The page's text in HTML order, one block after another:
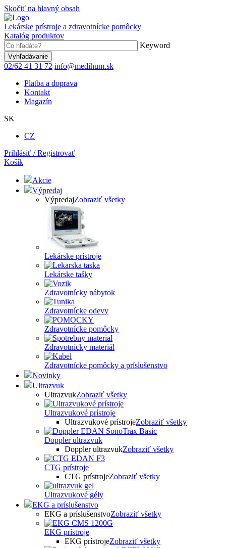
Skočiť na hlavný obsah
Lekárske prístroje a zdravotnícke pomôcky
Katalóg produktov
Keyword
02/62 41 31 72 info@medihum.sk
Platba a doprava
Kontakt
Magazín
SK
CZ
Prihlásiť / Registrovať
Košík
Akcie
Výpredaj
VýpredajZobraziť všetky
Lekárske prístroje
Lekárske tašky
Zdravotnícky nábytok
Zdravotnícke odevy
Zdravotnícke pomôcky
Zdravotnícky materiál
Zdravotnícke pomôcky a príslušenstvo
Novinky
Ultrazvuk
UltrazvukZobraziť všetky
Ultrazvukové prístroje
Ultrazvukové prístrojeZobraziť všetky
Doppler ultrazvuk
Doppler ultrazvukZobraziť všetky
CTG prístroje
CTG prístrojeZobraziť všetky
Ultrazvukové gély
EKG a príslušenstvo
EKG a príslušenstvoZobraziť všetky
EKG prístroje
EKG prístrojeZobraziť všetky